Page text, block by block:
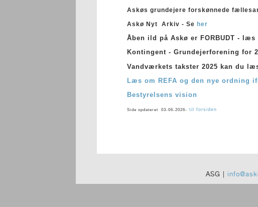
Askøs grundejere forskønnede
Askø Nyt Arkiv - Se her
Åben ild på Askø er FORBUDT - læs
Kontingent - Grundejerforening for
Vandværkets takster 2025 kan du
Læs om REFA og den nye ordning
Bestyrelsens vision
Side opdateret 03-06-2026- til forsiden
ASG |